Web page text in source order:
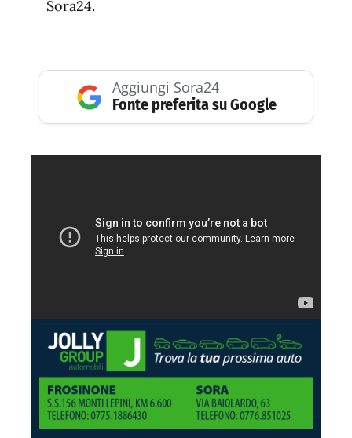
Sora24.
Aggiungi Sora24
Fonte preferita su Google